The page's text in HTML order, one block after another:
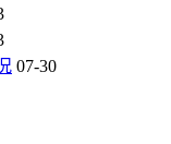
07-30